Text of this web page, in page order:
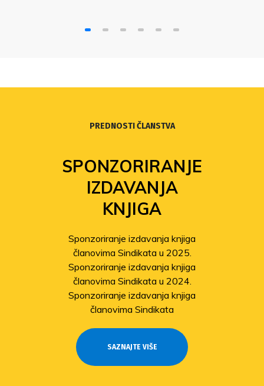
PREDNOSTI ČLANSTVA
SPONZORIRANJE
IZDAVANJA
KNJIGA
Sponzoriranje izdavanja knjiga
članovima Sindikata u 2025.
Sponzoriranje izdavanja knjiga
članovima Sindikata u 2024.
Sponzoriranje izdavanja knjiga
članovima Sindikata
SAZNAJTE VIŠE